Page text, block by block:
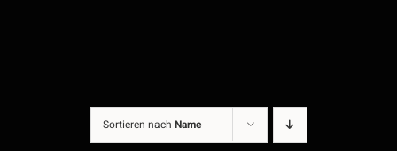
Sortieren nach Name